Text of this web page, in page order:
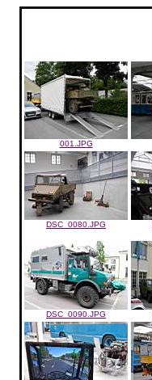
001.JPG
DSC_0080.JPG
DSC_0090.JPG